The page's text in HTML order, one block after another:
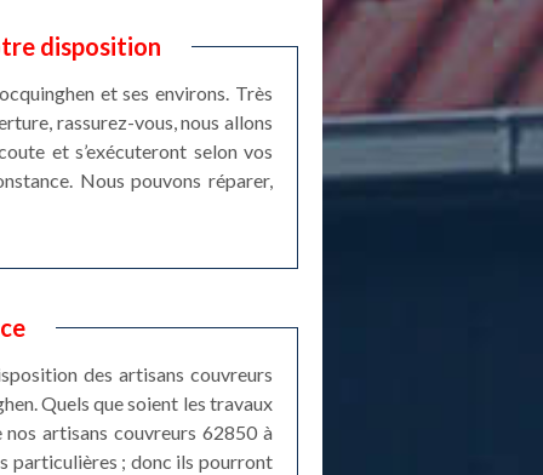
disposition
et ses environs. Très
rassurez-vous, nous allons
et s’exécuteront selon vos
Nous pouvons réparer,
des artisans couvreurs
Quels que soient les travaux
artisans couvreurs 62850 à
particulières ; donc ils pourront